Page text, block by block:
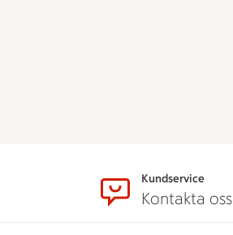
Kundservice
Kontakta oss